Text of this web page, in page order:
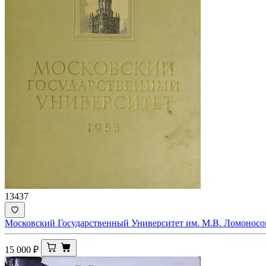
13437
Московский Государственный Университет им. М.В.
15 000 ₽